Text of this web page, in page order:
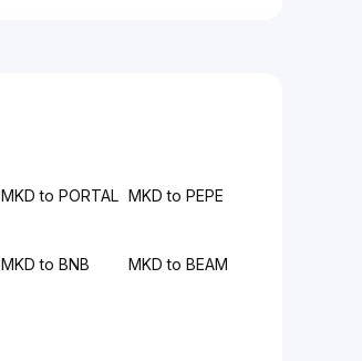
MKD to PORTAL MKD to PEPE
MKD to BNB MKD to BEAM